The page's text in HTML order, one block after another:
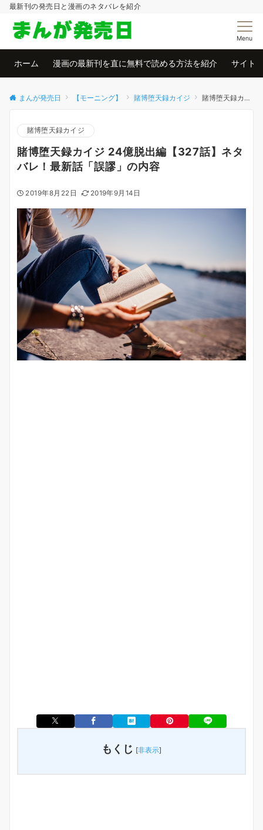
最新刊の発売日と漫画のネタバレを紹介
Menu
ホーム 漫画の最新刊を直に無料で読める方法を紹介 サイト
まんが発売日 【モーニング】 賭博堕天録カイジ 賭博堕天録カイジ 24億脱出編【327話】ネタバレ！最新話「誤謬」の内容
賭博堕天録カイジ
賭博堕天録カイジ 24億脱出編【327話】ネタ
バレ！最新話「誤謬」の内容
2019年8月22日 2019年9月14日
もくじ [非表示]